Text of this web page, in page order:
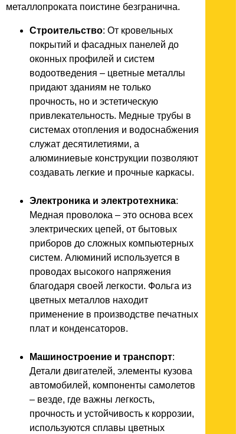
металлопроката поистине безгранична.
Строительство: От кровельных
покрытий и фасадных панелей до
оконных профилей и систем
водоотведения – цветные металлы
придают зданиям не только
прочность, но и эстетическую
привлекательность. Медные трубы в
системах отопления и водоснабжения
служат десятилетиями, а
алюминиевые конструкции позволяют
создавать легкие и прочные каркасы.
Электроника и электротехника:
Медная проволока – это основа всех
электрических цепей, от бытовых
приборов до сложных компьютерных
систем. Алюминий используется в
проводах высокого напряжения
благодаря своей легкости. Фольга из
цветных металлов находит
применение в производстве печатных
плат и конденсаторов.
Машиностроение и транспорт:
Детали двигателей, элементы кузова
автомобилей, компоненты самолетов
– везде, где важны легкость,
прочность и устойчивость к коррозии,
используются сплавы цветных